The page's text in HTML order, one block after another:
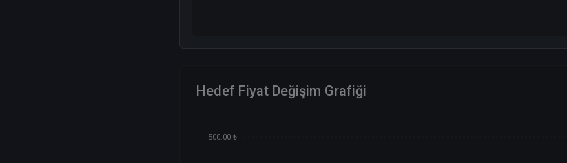
Hedef Fiyat Değişim Grafiği
500.00 ₺